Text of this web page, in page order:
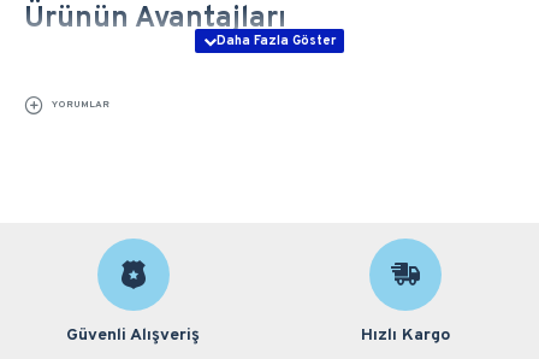
Ürünün Avantajları
etkileyici bir görüntü sağlar.
Dayanıklı folyo:
Sızdırmaz yapısı sayesinde kolay
patlamaz ve uzun ömürlüdür.
Tekrar kullanılabilir:
Havası dikkatlice indirildiğinde
yeniden şişirilip tekrar kullanılabilir.
YORUMLAR
Güvenli Alışveriş Hızlı Kargo